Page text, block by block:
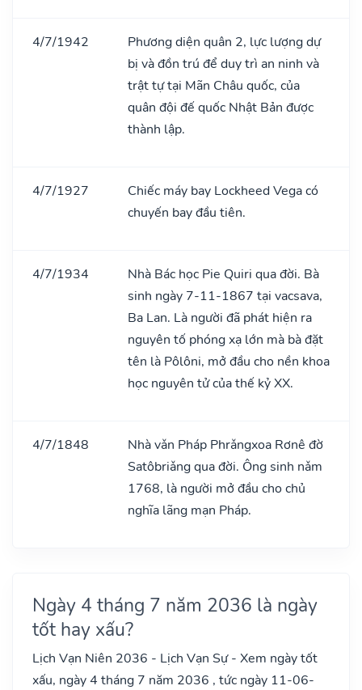
4/7/1942
Phương diện quân 2, lực lượng dự
bị và đồn trú để duy trì an ninh và
trật tự tại Mãn Châu quốc, của
quân đội đế quốc Nhật Bản được
thành lập.
4/7/1927
Chiếc máy bay Lockheed Vega có
chuyến bay đầu tiên.
4/7/1934
Nhà Bác học Pie Quiri qua đời. Bà
sinh ngày 7-11-1867 tại vacsava,
Ba Lan. Là người đã phát hiện ra
nguyên tố phóng xạ lớn mà bà đặt
tên là Pôlôni, mở đầu cho nền khoa
học nguyên tử của thế kỷ XX.
4/7/1848
Nhà vǎn Pháp Phrǎngxoa Rơnê đờ
Satôbriǎng qua đời. Ông sinh nǎm
1768, là người mở đầu cho chủ
nghĩa lãng mạn Pháp.
Ngày 4 tháng 7 năm 2036 là ngày
tốt hay xấu?
Lịch Vạn Niên 2036 - Lịch Vạn Sự - Xem ngày tốt
xấu, ngày 4 tháng 7 năm 2036 , tức ngày 11-06-